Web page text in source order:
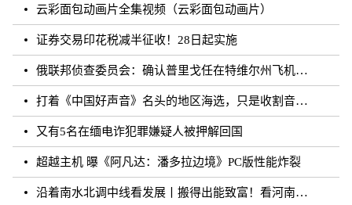
云彩面包动画片全集视频（云彩面包动画片）
证券交易印花税减半征收！28日起实施
俄联邦侦查委员会：确认普里戈任在特维尔州飞机失事事件中遇难
打着《中国好声音》名头的地区海选，只是收割音乐梦想的圈钱游戏？
又有5名在缅电诈犯罪嫌疑人被押解回国
超越主机 曝《阿凡达：潘多拉边境》PC版性能炸裂
沿着南水北调中线看发展丨搬得出能致富！看河南各地“移民村”如何变身“宜民村”